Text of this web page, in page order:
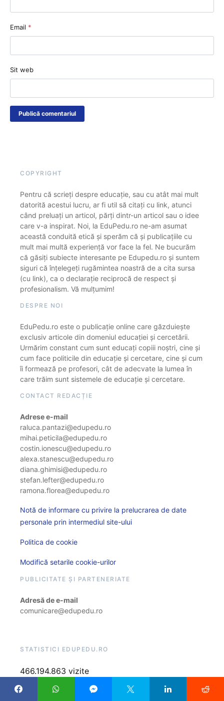
Email *
Sit web
COPYRIGHT
Pentru că scrieți despre educație, sau cu atât mai mult
datorită acestui lucru, ar fi util să citați cu link, atunci
când preluați un articol, părți dintr-un articol sau o idee
care v-a inspirat. Noi, la EduPedu.ro ne-am asumat
această conduită etică și sperăm că și publicațiile cu
mult mai multă experiență vor face la fel. Ne bucurăm
că găsiți subiecte interesante pe Edupedu.ro și suntem
siguri că înțelegeți rugămintea noastră de a cita sursa
(cu link), ca o declarație reciprocă de respect și
profesionalism. Vă mulțumim!
DESPRE NOI
EduPedu.ro este o publicație online care găzduiește
exclusiv articole din domeniul educației și cercetării.
Urmărim constant cum sunt educați copiii noștri, cine și
cum face politicile din educație și cercetare, cine și cum
îi formează pe profesori, cât de adecvate la lumea în
care trăim sunt sistemele de educație și cercetare.
CONTACT REDACȚIE
Adrese e-mail
raluca.pantazi@edupedu.ro
mihai.peticila@edupedu.ro
costin.ionescu@edupedu.ro
alexa.stanescu@edupedu.ro
diana.ghimisi@edupedu.ro
stefan.lefter@edupedu.ro
ramona.florea@edupedu.ro
Notă de informare cu privire la prelucrarea de date
personale prin intermediul site-ului
Politica de cookie
Modifică setarile cookie-urilor
PUBLICITATE ȘI PARTENERIATE
Adresă de e-mail
comunicare@edupedu.ro
STATISTICI EDUPEDU.RO
466.194.863 vizite